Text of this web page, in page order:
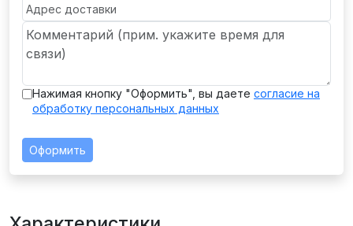
Нажимая кнопку "Оформить", вы даете согласие на
обработку персональных данных
Оформить